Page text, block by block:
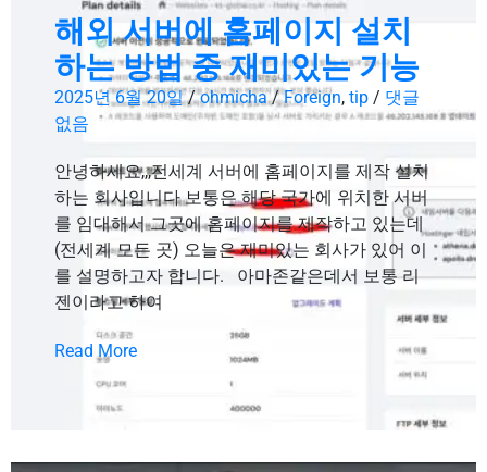
해외 서버에 홈페이지 설치
하는 방법 중 재미있는 기능
2025년 6월 20일 / ohmicha / Foreign, tip / 댓글
없음
안녕하세요,,,전세계 서버에 홈페이지를 제작 설치
하는 회사입니다 보통은 해당 국가에 위치한 서버
를 임대해서 그곳에 홈페이지를 제작하고 있는데
(전세계 모든 곳) 오늘은 재미있는 회사가 있어 이
를 설명하고자 합니다. 아마존같은데서 보통 리
젠이라고 하여
Read More